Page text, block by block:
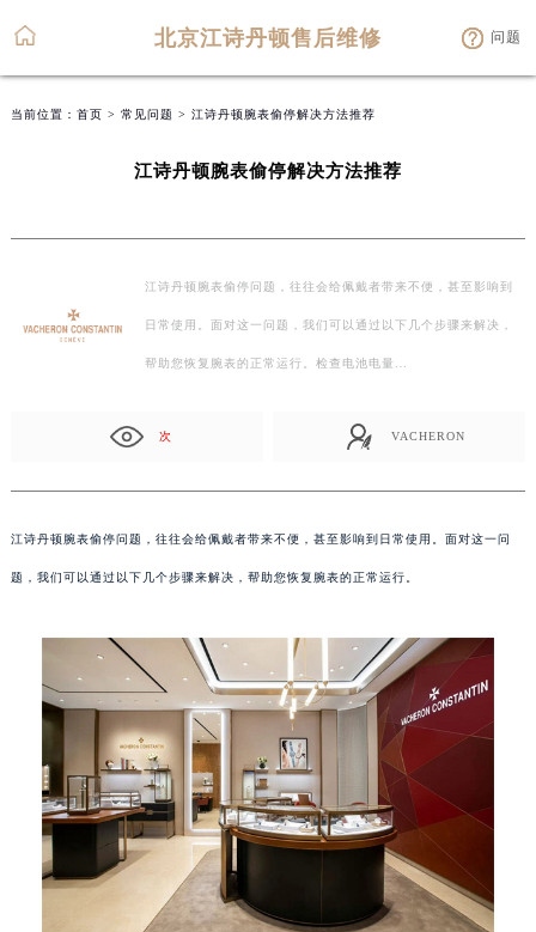
北京江诗丹顿售后维修 问题
当前位置： 首页 > 常见问题 > 江诗丹顿腕表偷停解决方法推荐
江诗丹顿腕表偷停解决方法推荐
江诗丹顿腕表偷停问题，往往会给佩戴者带来不便，甚至影响到
日常使用。面对这一问题，我们可以通过以下几个步骤来解决，
帮助您恢复腕表的正常运行。检查电池电量…
次 VACHERON
江诗丹顿腕表偷停问题，往往会给佩戴者带来不便，甚至影响到日常使用。面对这一问
题，我们可以通过以下几个步骤来解决，帮助您恢复腕表的正常运行。